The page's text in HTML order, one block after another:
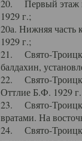
20. Первый этаж
1929 г.;
20а. Нижняя часть
1929 г.;
21. Свято-
балдахин,
22. Свято-
Оттлие Б.Ф. 1929
23. Свято-
вратами. На
24. Свято-